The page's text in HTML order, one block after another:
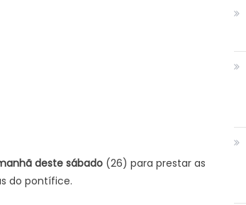
deste sábado (26) para prestar as
do pontífice.